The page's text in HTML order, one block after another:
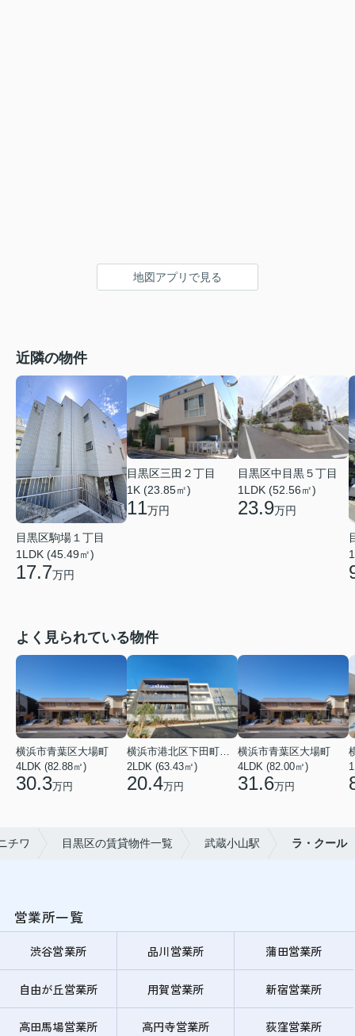
地図アプリで見る
近隣の物件
目黒区駒場１丁目
1LDK (45.49㎡)
17.7万円
目黒区三田２丁目
1K (23.85㎡)
11万円
目黒区中目黒５丁目
1LDK (52.56㎡)
23.9万円
よく見られている物件
横浜市青葉区大場町
4LDK (82.88㎡)
30.3万円
横浜市港北区下田町２丁目
2LDK (63.43㎡)
20.4万円
横浜市青葉区大場町
4LDK (82.00㎡)
31.6万円
チワ 目黒区の賃貸物件一覧 武蔵小山駅 ラ・クール
営業所一覧
渋谷営業所 品川営業所 蒲田営業所
自由が丘営業所 用賀営業所 新宿営業所
高田馬場営業所 高円寺営業所 荻窪営業所